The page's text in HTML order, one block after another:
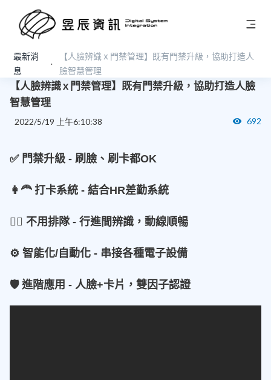
最新消
息
【人臉辨識 x 門禁管理】既有門禁升級，協助打造人
臉智慧管理
應用案例
【人臉辨識 x 門禁管理】既有門禁升級，協助打造人臉
智慧管理
2022/5/19 上午6:10:38 692
✅ 門禁升級 - 刷臉、刷卡都OK
👩‍🦰 打卡系統 - 結合HR差勤系統
🏃‍♂️ 不用排隊 - 行進間辨識，動線順暢
⚙️ 智能化/自動化 - 串接各種電子設備
🛡 進階應用 - 人臉+卡片，雙因子認證